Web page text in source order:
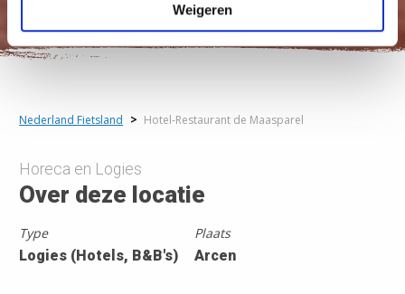
Weigeren
Nederland Fietsland > Hotel-Restaurant de Maasparel
Horeca en Logies
Over deze locatie
Type
Logies (Hotels, B&B's)
Plaats
Arcen